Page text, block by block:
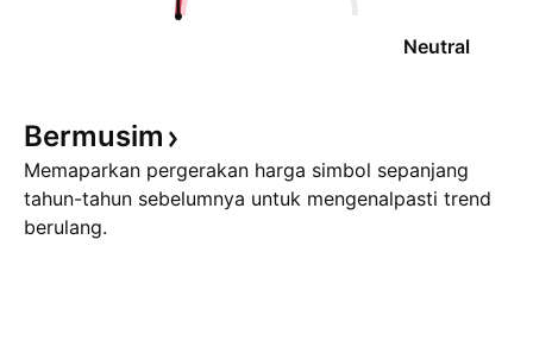
Neutral
Bermusim
Memaparkan pergerakan harga simbol sepanjang
tahun-tahun sebelumnya untuk mengenalpasti trend
berulang.